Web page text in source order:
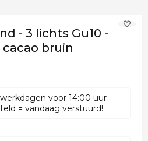
- 3 lichts Gu10 -
bruin
voor 14:00 uur
= vandaag verstuurd!